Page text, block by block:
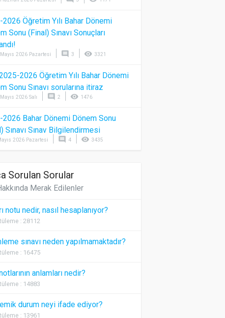
Öğretim Yılı Bahar Dönemi
Sonu (Final) Sınavı Sonuçları
2026 Pazartesi comment 3 visibility 3321
2026 Öğretim Yılı Bahar Dönemi
Sonu Sınavı sorularına itiraz
2026 Salı comment 2 visibility 1476
2026 Bahar Dönemi Dönem Sonu
Sınavı Sınav Bilgilendirmesi
2026 Pazartesi comment 4 visibility 3435
Sorulan Sorular
Merak Edilenler
notu nedir, nasıl hesaplanıyor?
: 28112
sınavı neden yapılmamaktadır?
: 16475
anlamları nedir?
: 14883
durum neyi ifade ediyor?
: 13961